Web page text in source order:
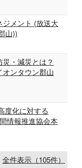
メント (放送大
山))
・減災とは？
オンタウン郡山
度化に対する
情報推進協会本
全件表示（105件）